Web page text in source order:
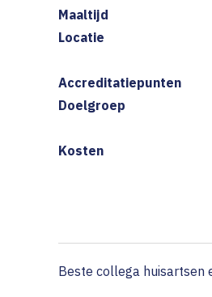
Maaltijd
Locatie
Accreditatiepunten
Doelgroep
Kosten
Beste collega huisartsen